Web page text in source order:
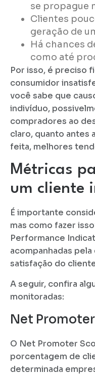
se propague
Clientes
geração de
Há chances
como até
Por isso, é preciso
consumidor
você sabe que
indivíduo,
compradores ao
claro, quanto antes
feita, melhores
Métricas
um cliente
É importante
mas como fazer
Performance
acompanhadas
satisfação do
A seguir, confira
monitoradas:
Net
O Net Promoter
porcentagem de
determinada